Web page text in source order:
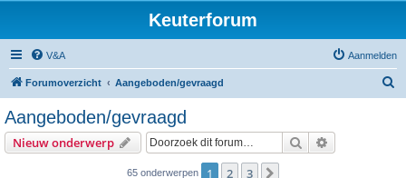
Keuterforum
V&A Aanmelden
Forumoverzicht Aangeboden/gevraagd
Aangeboden/gevraagd
Nieuw onderwerp Zoek
65 onderwerpen 1 2 3